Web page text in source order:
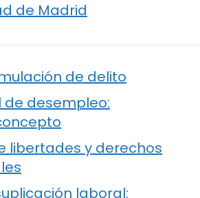
de Madrid
de delito
de desempleo:
libertades y derechos
laboral: